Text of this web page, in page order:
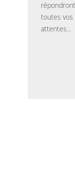
toutes vos
attentes...